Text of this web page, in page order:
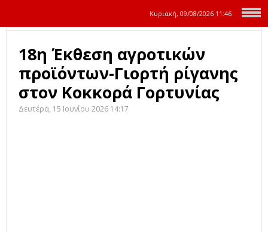
Κυριακή, 09/08/2026 11:46
18η Έκθεση αγροτικών
προϊόντων-Γιορτή ρίγανης
στον Κοκκορά Γορτυνίας
Δευτέρα, 15 Ιουνίου 2026 14:17